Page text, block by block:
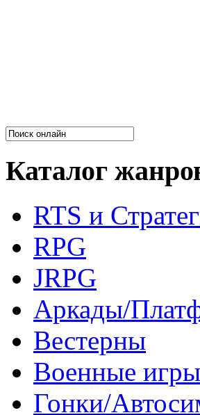
Каталог
RTS и
RPG
JRPG
Аркады/
Вестерны
Военные
Гонки/